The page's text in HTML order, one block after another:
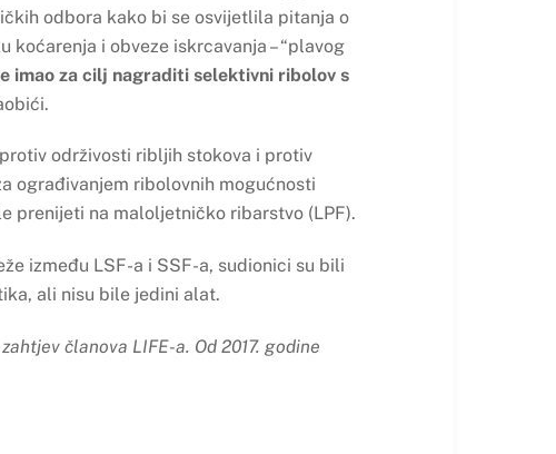
odbora kako bi se osvijetlila pitanja o
i obveze iskrcavanja – “plavog
imao za cilj nagraditi selektivni ribolov s
održivosti ribljih stokova i protiv
ograđivanjem ribolovnih mogućnosti
prenijeti na maloljetničko ribarstvo (LPF).
između LSF-a i SSF-a, sudionici su bili
ali nisu bile jedini alat.
članova LIFE-a. Od 2017. godine